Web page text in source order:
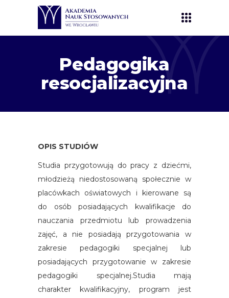
Pedagogika
resocjalizacyjna
OPIS STUDIÓW
Studia przygotowują do pracy z dziećmi,
młodzieżą niedostosowaną społecznie w
placówkach oświatowych i kierowane są
do osób posiadających kwalifikacje do
nauczania przedmiotu lub prowadzenia
zajęć, a nie posiadają przygotowania w
zakresie pedagogiki specjalnej lub
posiadających przygotowanie w zakresie
pedagogiki specjalnej.Studia mają
charakter kwalifikacyjny, program jest